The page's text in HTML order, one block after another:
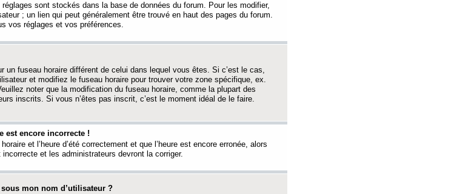
sont stockés dans la base de données du forum. Pour les modifier,
; un lien qui peut généralement être trouvé en haut des pages du forum.
vos réglages et vos préférences.
un fuseau horaire différent de celui dans lequel vous êtes. Si c’est le cas,
et modifiez le fuseau horaire pour trouver votre zone spécifique, ex.
noter que la modification du fuseau horaire, comme la plupart des
inscrits. Si vous n’êtes pas inscrit, c’est le moment idéal de le faire.
est encore incorrecte !
et l’heure d’été correctement et que l’heure est encore erronée, alors
incorrecte et les administrateurs devront la corriger.
mon nom d’utilisateur ?